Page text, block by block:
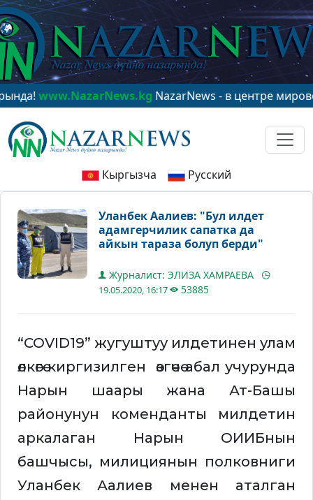
NazarNews - в центре мирового
Кыргызча Русский
Уланбек Аалиев: "Бул илдет
адамгерчилик сапатка да
айкын тараза болуп берди"
Журналист: ЭЛИЗА ХАМРАЕВА
19.05.2020, 16:17 53885
“COVID19” жугуштуу илдетинен улам
өлкөгө киргизилген өзгөчө абал учурунда
Нарын шаары жана Ат-Башы
районунун коменданты милдетин
аркалаган Нарын ОИИБнын
башчысы, милициянын полковниги
Уланбек Аалиев менен аталган